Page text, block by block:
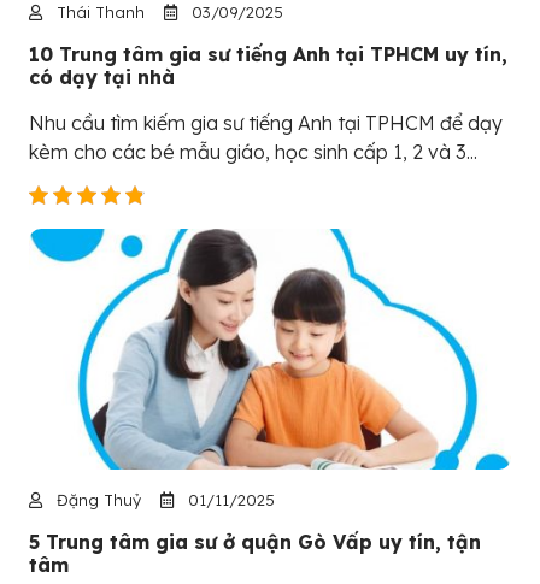
Thái Thanh 03/09/2025
10 Trung tâm gia sư tiếng Anh tại TPHCM uy tín,
có dạy tại nhà
Nhu cầu tìm kiếm gia sư tiếng Anh tại TPHCM để dạy
kèm cho các bé mẫu giáo, học sinh cấp 1, 2 và 3...
Đặng Thuỷ 01/11/2025
5 Trung tâm gia sư ở quận Gò Vấp uy tín, tận
tâm